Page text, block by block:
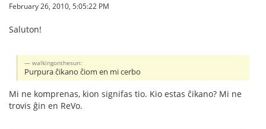
February 26, 2010, 5:05:22 PM
Saluton!
walkingonthesun:
Purpura ĉikano ĉiom en mi cerbo
Mi ne komprenas, kion signifas tio. Kio estas ĉikano? Mi ne
trovis ĝin en ReVo.